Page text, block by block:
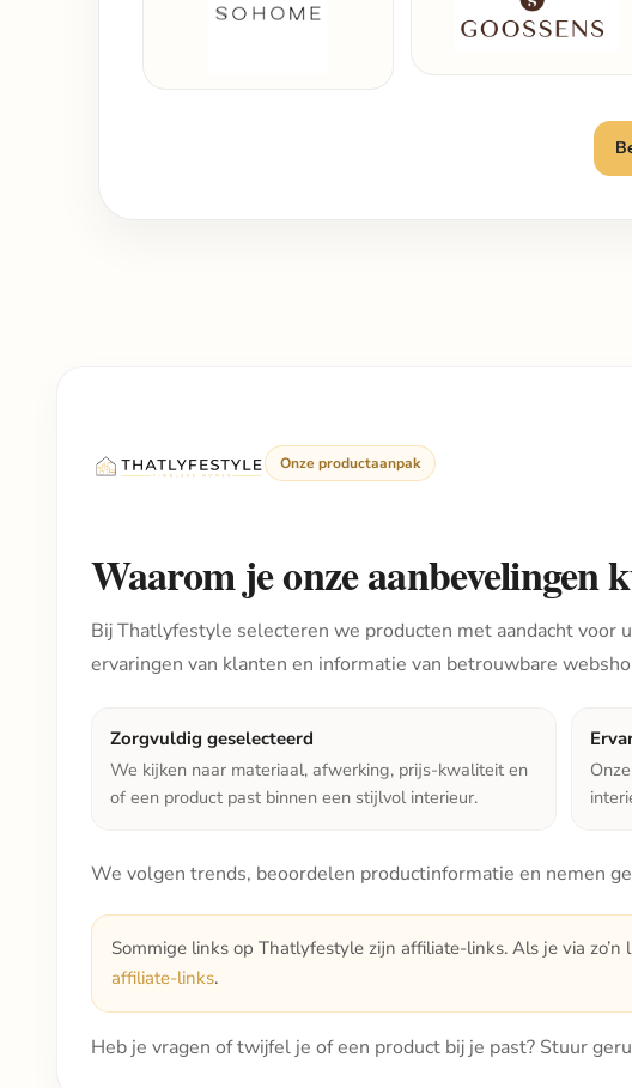
Onze productaanpak
Waarom je onze aanbevelingen
Bij Thatlyfestyle selecteren we producten met aandacht
ervaringen van klanten en informatie van betrouwbare
Zorgvuldig geselecteerd
We kijken naar materiaal, afwerking, prijs-kwaliteit en
of een product past binnen een stijlvol interieur.
We volgen trends, beoordelen productinformatie en nemen
Sommige links op Thatlyfestyle zijn affiliate-links. Als je via
affiliate-links.
Heb je vragen of twijfel je of een product bij je past? Stuur